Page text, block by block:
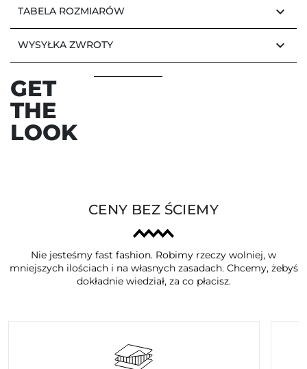
TABELA ROZMIARÓW keyboard_arrow_down
WYSYŁKA ZWROTY keyboard_arrow_down
GET
THE
LOOK
CENY BEZ ŚCIEMY
Nie jesteśmy fast fashion. Robimy rzeczy wolniej, w
mniejszych ilościach i na własnych zasadach. Chcemy, żebyś
dokładnie wiedział, za co płacisz.